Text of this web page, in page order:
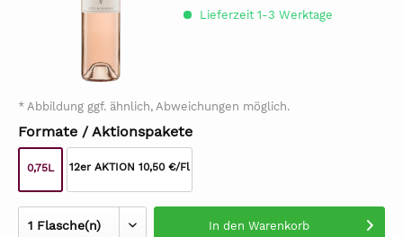
Lieferzeit 1-3 Werktage
* Abbildung ggf. ähnlich, Abweichungen möglich.
Formate / Aktionspakete
0,75L 12er AKTION 10,50 €/Fl
In den Warenkorb